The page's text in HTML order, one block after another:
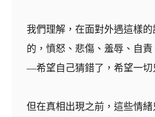
我們理解，在面對外遇這樣
的，憤怒、悲傷、羞辱、自
—希望自己猜錯了，希望一切
但在真相出現之前，這些情